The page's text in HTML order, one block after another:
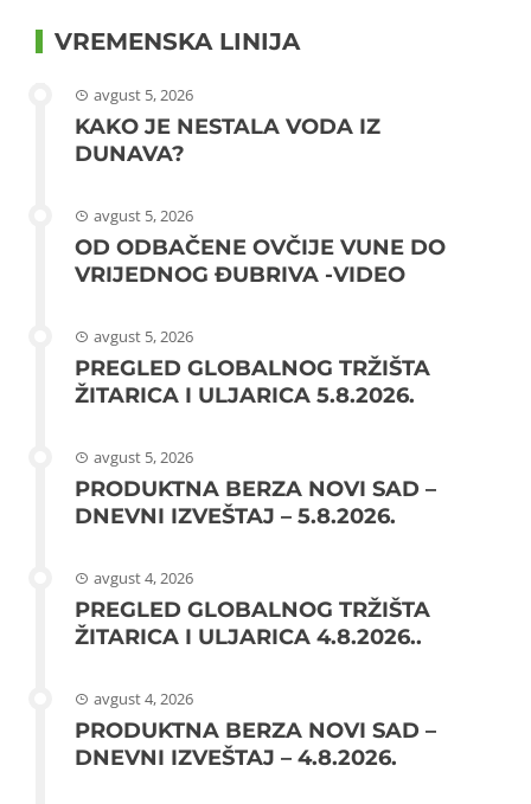
VREMENSKA LINIJA
avgust 5, 2026
KAKO JE NESTALA VODA IZ
DUNAVA?
avgust 5, 2026
OD ODBAČENE OVČIJE VUNE DO
VRIJEDNOG ĐUBRIVA -VIDEO
avgust 5, 2026
PREGLED GLOBALNOG TRŽIŠTA
ŽITARICA I ULJARICA 5.8.2026.
avgust 5, 2026
PRODUKTNA BERZA NOVI SAD –
DNEVNI IZVEŠTAJ – 5.8.2026.
avgust 4, 2026
PREGLED GLOBALNOG TRŽIŠTA
ŽITARICA I ULJARICA 4.8.2026..
avgust 4, 2026
PRODUKTNA BERZA NOVI SAD –
DNEVNI IZVEŠTAJ – 4.8.2026.